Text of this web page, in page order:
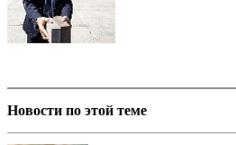
Новости по этой теме